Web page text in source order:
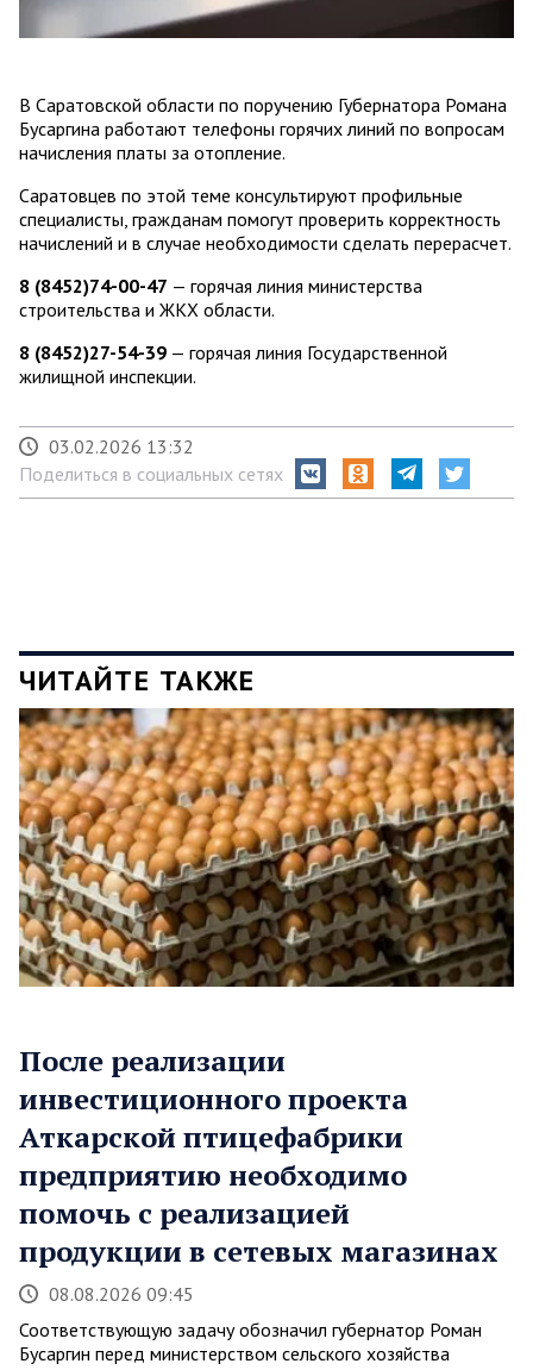
В Саратовской области по поручению Губернатора Романа
Бусаргина работают телефоны горячих линий по вопросам
начисления платы за отопление.
Саратовцев по этой теме консультируют профильные
специалисты, гражданам помогут проверить корректность
начислений и в случае необходимости сделать перерасчет.
8 (8452)74-00-47 — горячая линия министерства
строительства и ЖКХ области.
8 (8452)27-54-39 — горячая линия Государственной
жилищной инспекции.
03.02.2026 13:32
Поделиться в социальных сетях
ЧИТАЙТЕ ТАКЖЕ
После реализации
инвестиционного проекта
Аткарской птицефабрики
предприятию необходимо
помочь с реализацией
продукции в сетевых магазинах
08.08.2026 09:45
Соответствующую задачу обозначил губернатор Роман
Бусаргин перед министерством сельского хозяйства